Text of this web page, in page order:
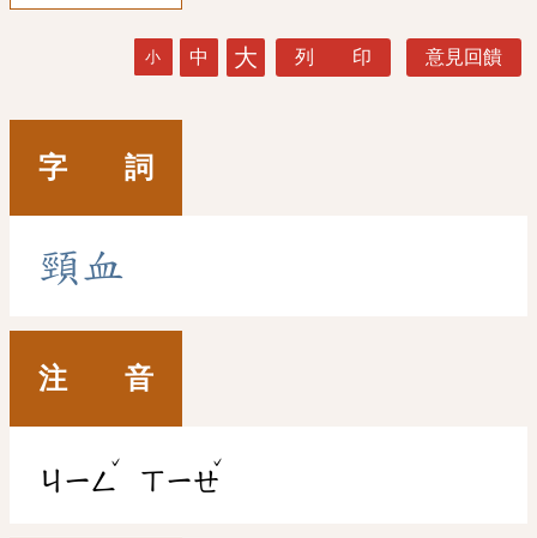
小 中 大 列 印 意見回饋
字 詞
頸血
注 音
ㄐㄧㄥ
ˇ
ㄒㄧㄝ
ˇ